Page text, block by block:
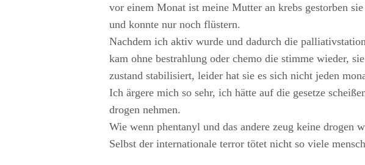
vor einem Monat ist meine Mutter an krebs gestorben
und konnte nur noch flüstern.
Nachdem ich aktiv wurde und dadurch die
kam ohne bestrahlung oder chemo die stimme wieder,
zustand stabilisiert, leider hat sie es sich nicht jeden
Ich ärgere mich so sehr, ich hätte auf die gesetze
drogen nehmen.
Wie wenn phentanyl und das andere zeug keine drogen
Selbst der internationale terror tötet nicht so viele